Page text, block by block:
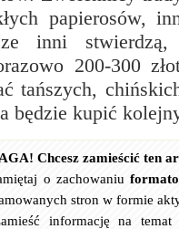
papierosów,
inni
200-300
tańszych,
będzie kupić
Chcesz zamieścić ten
o zachowaniu
stron w formie
informację na temat